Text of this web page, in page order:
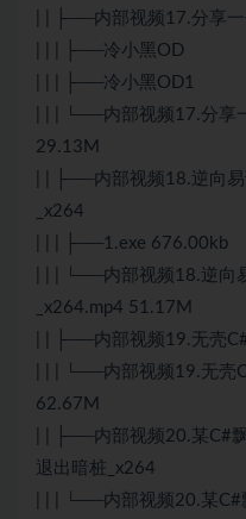
| | ├──内部视频17.分享
| | | ├──冷小黑OD
| | | ├──冷小黑OD1
| | | └──内部视频17.分享
29.13M
| | ├──内部视频18.逆向
_x264
| | | ├──1.exe 676.00kb
| | | └──内部视频18.逆向
_x264.mp4 51.17M
| | ├──内部视频19.无壳
| | | └──内部视频19.无壳
62.67M
| | ├──内部视频20.某C#
退出暗桩_x264
| | | └──内部视频20.某